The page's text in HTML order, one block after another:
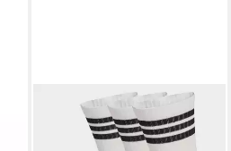
ADIDAS PERFORMANCE
Funktionssocken 3-
STREIFEN, KNÖCHELLANG,